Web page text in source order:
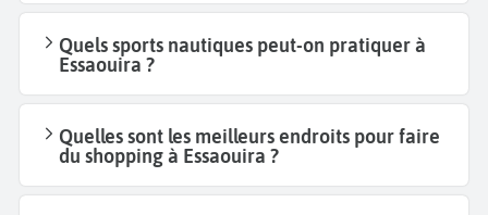
Quels sports nautiques peut-on pratiquer à
Essaouira ?
Quelles sont les meilleurs endroits pour faire
du shopping à Essaouira ?